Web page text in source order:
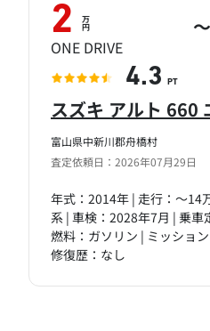
富山県中新川郡舟橋村
査定依頼日：2026年07月29日
スズキ アルト 660
年式：2014年 | 走行：～14
系 | 車検：2028年7月 | 乗車
燃料：ガソリン | ミッショ
修復歴：なし
2 万
円 ～
ONE DRIVE
4.3 PT